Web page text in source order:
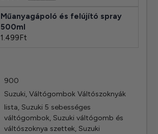
Műanyagápoló és felújító spray
500ml
1.499Ft
900
Suzuki,Váltógombok Váltószoknyák
lista, Suzuki 5 sebességes
váltógombok, Suzuki váltógomb és
váltószoknya szettek, Suzuki